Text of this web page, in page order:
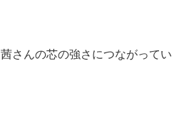
さんの芯の強さにつながってい